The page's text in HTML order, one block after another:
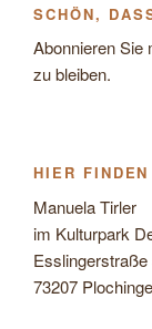
SCHÖN,
Abonnieren Sie
zu bleiben.
HIER
Manuela Tirler
im Kulturpark
Esslingerstraße
73207